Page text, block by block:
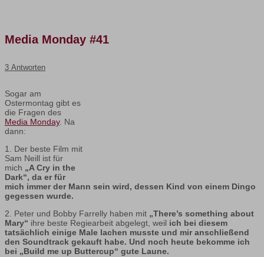
Media Monday #41
3 Antworten
Sogar am
Ostermontag gibt es
die Fragen des
Media Monday. Na
dann:
1. Der beste Film mit
Sam Neill ist für
mich „A Cry in the
Dark“, da er für
mich immer der Mann sein wird, dessen Kind von einem Dingo
gegessen wurde.
2. Peter und Bobby Farrelly haben mit „There’s something about
Mary“ ihre beste Regiearbeit abgelegt, weil ich bei diesem
tatsächlich einige Male lachen musste und mir anschließend
den Soundtrack gekauft habe. Und noch heute bekomme ich
bei „Build me up Buttercup“ gute Laune.